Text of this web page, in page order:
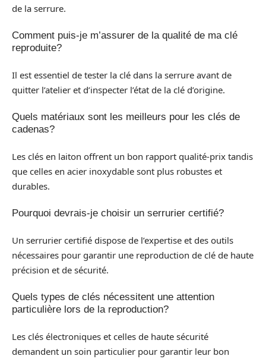
de la serrure.
Comment puis-je m’assurer de la qualité de ma clé
reproduite?
Il est essentiel de tester la clé dans la serrure avant de
quitter l’atelier et d’inspecter l’état de la clé d’origine.
Quels matériaux sont les meilleurs pour les clés de
cadenas?
Les clés en laiton offrent un bon rapport qualité-prix tandis
que celles en acier inoxydable sont plus robustes et
durables.
Pourquoi devrais-je choisir un serrurier certifié?
Un serrurier certifié dispose de l’expertise et des outils
nécessaires pour garantir une reproduction de clé de haute
précision et de sécurité.
Quels types de clés nécessitent une attention
particulière lors de la reproduction?
Les clés électroniques et celles de haute sécurité
demandent un soin particulier pour garantir leur bon